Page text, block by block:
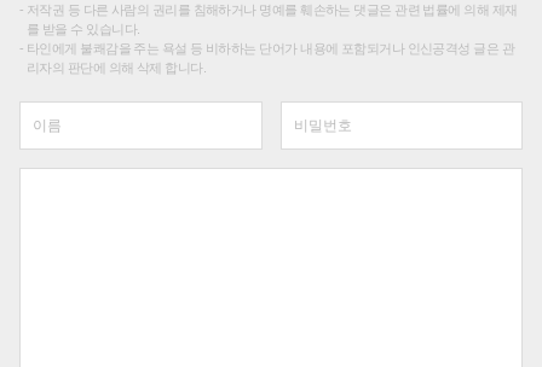
저작권 등 다른 사람의 권리를 침해하거나 명예를 훼손하는 댓글은 관련 법률에 의해 제재
를 받을 수 있습니다.
타인에게 불쾌감을 주는 욕설 등 비하하는 단어가 내용에 포함되거나 인신공격성 글은 관
리자의 판단에 의해 삭제 합니다.